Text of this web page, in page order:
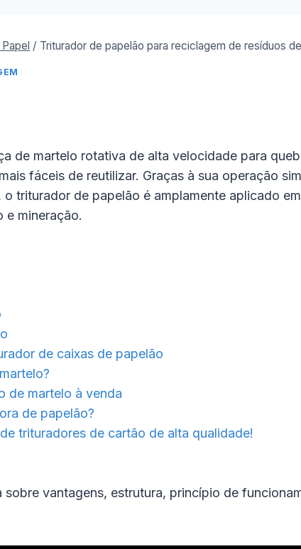
/ Triturador de papelão para reciclagem de resíduos
de martelo rotativa de alta velocidade para
fáceis de reutilizar. Graças à sua operação
triturador de papelão é amplamente aplicado
e mineração.
de caixas de papelão
de martelo à venda
de papelão?
trituradores de cartão de alta qualidade!
sobre vantagens, estrutura, princípio de